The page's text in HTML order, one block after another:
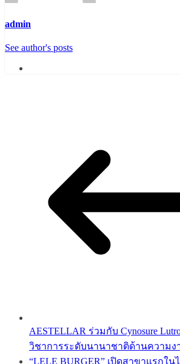
admin
See author's posts
AESTELLAR ร่วมกับ Cynosure
วิชาการระดับนานาชาติด้านความง
“LELE BURGER” เปิดสาขาแรกใ